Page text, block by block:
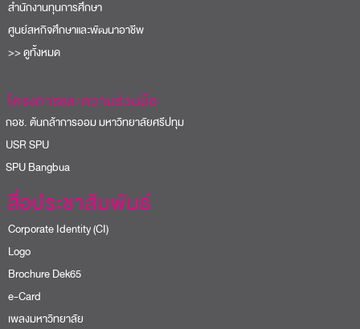
สำนักงานทุนการศึกษา
ศูนย์สหกิจศึกษาและพัฒนาอาชีพ
>> ดูทั้งหมด
โครงการและความร่วมมือ
ช. ต้นกล้าการออม มหาวิทยาลัยศรีปทุม
SPU
Bangbua
สื่อประชาสัมพันธ์
Corporate Identity (CI)
Logo
Brochure Dek65
e-Card
เพลงมหาวิทยาลัย